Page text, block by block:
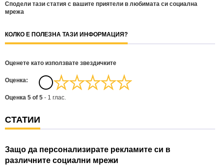
Сподели тази статия с вашите приятели в любимата си социална
мрежа
КОЛКО Е ПОЛЕЗНА ТАЗИ ИНФОРМАЦИЯ?
Оценете като използвате звездичките
Oценка:
Оценка 5 of 5 - 1 глас.
СТАТИИ
Защо да персонализирате рекламите си в
различните социални мрежи